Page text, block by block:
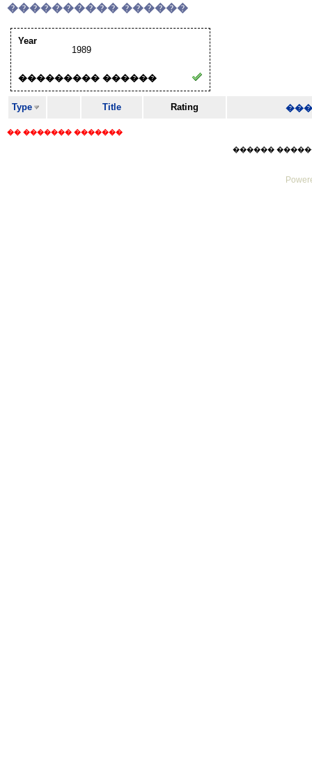
���������� ������
Year
1989
��������� ������
Type Title Rating
�� ������� �������
������ ������